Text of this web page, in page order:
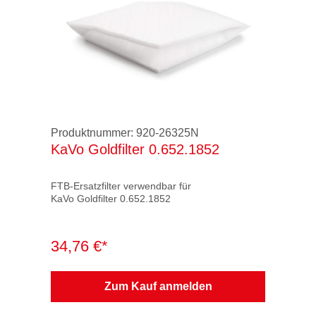
Produktnummer: 920-26325N
KaVo Goldfilter 0.652.1852
FTB-Ersatzfilter verwendbar für
KaVo Goldfilter 0.652.1852
Filterklasse: M
Filtermaterial geprüft nach Gültigkeit:
bis 12 / 96 ZH 1 / 487 / BIA
ab 01 / 97 EN 60335-2-69 / BIA
34,76 €*
Zum Kauf anmelden